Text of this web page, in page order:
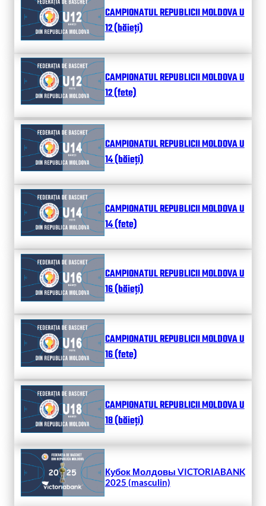
CAMPIONATUL REPUBLICII MOLDOVA U
12 (băieți)
CAMPIONATUL REPUBLICII MOLDOVA U
12 (fete)
CAMPIONATUL REPUBLICII MOLDOVA U
14 (băieți)
CAMPIONATUL REPUBLICII MOLDOVA U
14 (fete)
CAMPIONATUL REPUBLICII MOLDOVA U
16 (băieți)
CAMPIONATUL REPUBLICII MOLDOVA U
16 (fete)
CAMPIONATUL REPUBLICII MOLDOVA U
18 (băieți)
Кубок Молдовы VICTORIABANK
2025 (masculin)